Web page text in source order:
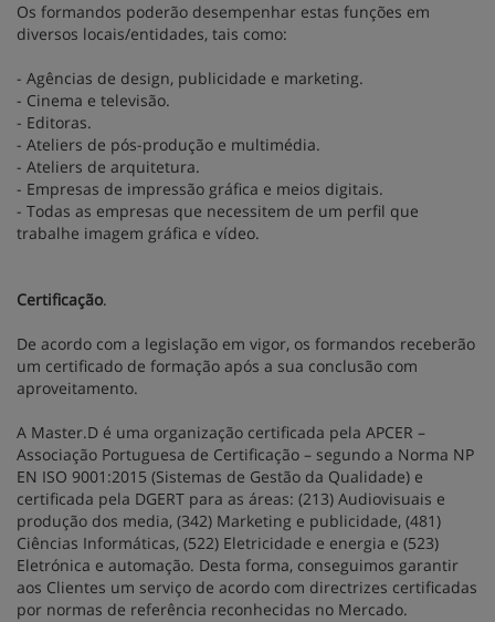
Os formandos poderão desempenhar estas funções em
diversos locais/entidades, tais como:
- Agências de design, publicidade e marketing.
- Cinema e televisão.
- Editoras.
- Ateliers de pós-produção e multimédia.
- Ateliers de arquitetura.
- Empresas de impressão gráfica e meios digitais.
- Todas as empresas que necessitem de um perfil que
trabalhe imagem gráfica e vídeo.
Certificação.
De acordo com a legislação em vigor, os formandos receberão
um certificado de formação após a sua conclusão com
aproveitamento.
A Master.D é uma organização certificada pela APCER –
Associação Portuguesa de Certificação – segundo a Norma NP
EN ISO 9001:2015 (Sistemas de Gestão da Qualidade) e
certificada pela DGERT para as áreas: (213) Audiovisuais e
produção dos media, (342) Marketing e publicidade, (481)
Ciências Informáticas, (522) Eletricidade e energia e (523)
Eletrónica e automação. Desta forma, conseguimos garantir
aos Clientes um serviço de acordo com directrizes certificadas
por normas de referência reconhecidas no Mercado.